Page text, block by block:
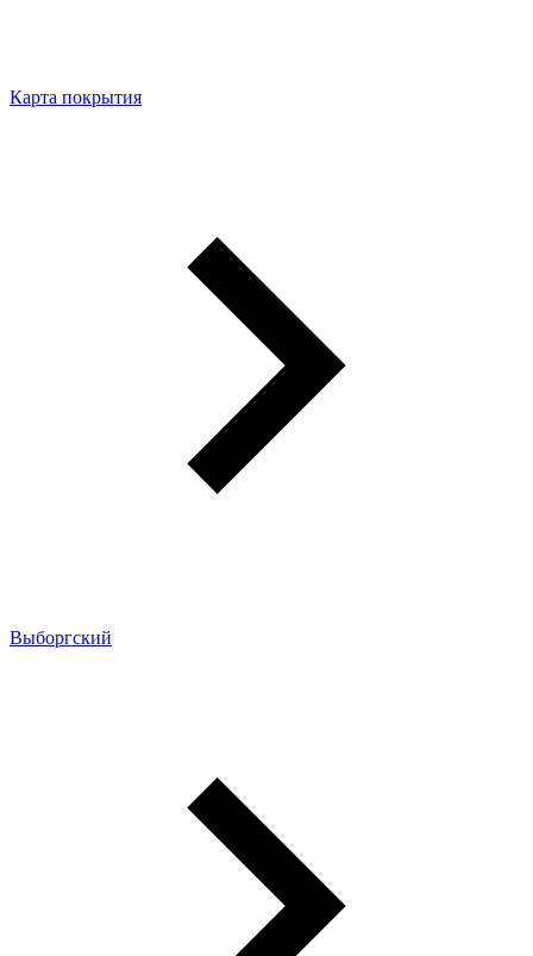
Карта покрытия
Выборгский